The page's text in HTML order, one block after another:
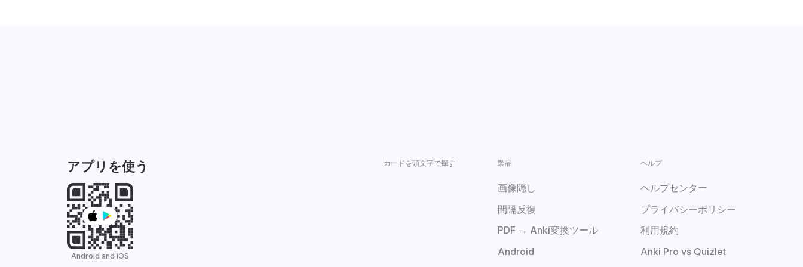
アプリを使う
Android and iOS
カードを頭文字で探す 製品
画像隠し
間隔反復
PDF → Anki変換ツール
Android
ヘルプ
ヘルプセンター
プライバシーポリシー
利用規約
Anki Pro vs Quizlet